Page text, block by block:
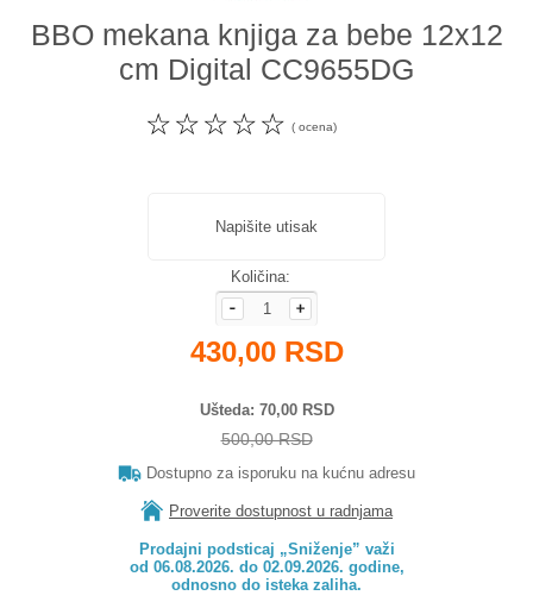
BBO mekana knjiga za bebe 12x12
cm Digital CC9655DG
☆
☆
☆
☆
☆ ( ocena)
Napišite utisak
Količina:
430,00 RSD
Ušteda 70,00 RSD
500,00 RSD
Dostupno za isporuku na kućnu adresu
Proverite dostupnost u radnjama
Prodajni podsticaj „Sniženje” važi
od 06.08.2026. do 02.09.2026. godine,
odnosno do isteka zaliha.